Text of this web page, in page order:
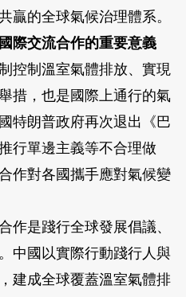
贏的全球氣候治理體系。
際交流合作的重要意義
制溫室氣體排放、實現
措，也是國際上通行的氣
特朗普政府再次退出《巴
行單邊主義等不合理做
作對各國攜手應對氣候變
是踐行全球發展倡議、
中國以實際行動踐行人與
建成全球覆蓋溫室氣體排